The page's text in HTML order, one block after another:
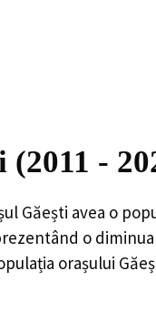
-
Găești avea o
o
orașului